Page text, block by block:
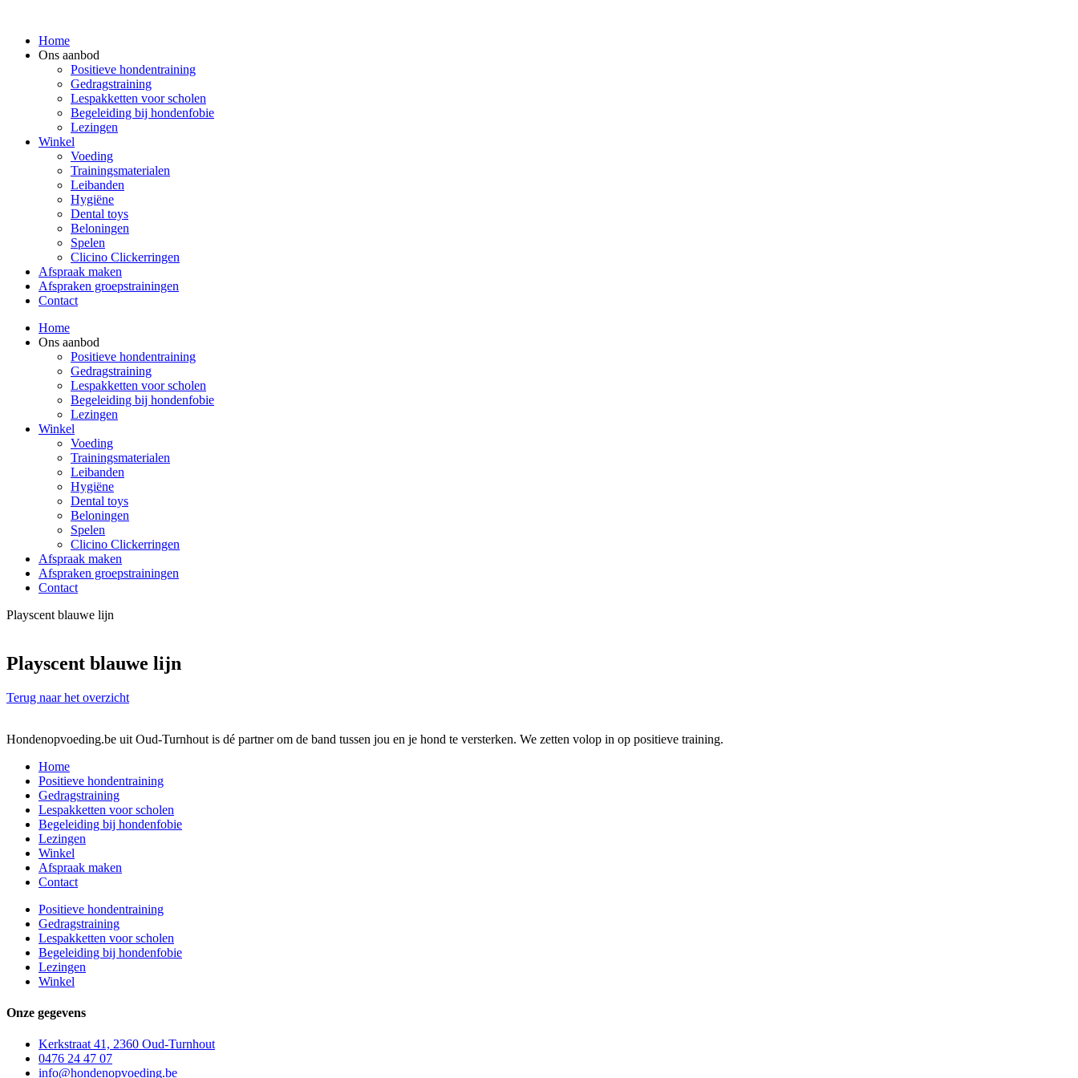
inhoud
Home
Ons aanbod
Positieve hondentraining
Gedragstraining
Lespakketten voor scholen
Begeleiding bij hondenfobie
Lezingen
Winkel
Voeding
Trainingsmaterialen
Leibanden
Hygiëne
Dental toys
Beloningen
Spelen
Clicino Clickerringen
Afspraak maken
Afspraken groepstrainingen
Contact
Home
Ons aanbod
Positieve hondentraining
Gedragstraining
Lespakketten voor scholen
Begeleiding bij hondenfobie
Lezingen
Winkel
Voeding
Trainingsmaterialen
Leibanden
Hygiëne
Dental toys
Beloningen
Spelen
Clicino Clickerringen
Afspraak maken
Afspraken groepstrainingen
Contact
Playscent blauwe lijn
Playscent blauwe lijn
Terug naar het overzicht
Hondenopvoeding.be uit Oud-Turnhout is dé partner om de band tussen jou en je hond te versterken. We zetten volop in op positieve training.
Home
Positieve hondentraining
Gedragstraining
Lespakketten voor scholen
Begeleiding bij hondenfobie
Lezingen
Winkel
Afspraak maken
Contact
Positieve hondentraining
Gedragstraining
Lespakketten voor scholen
Begeleiding bij hondenfobie
Lezingen
Winkel
Onze gegevens
Kerkstraat 41, 2360 Oud-Turnhout
0476 24 47 07
info@hondenopvoeding.be